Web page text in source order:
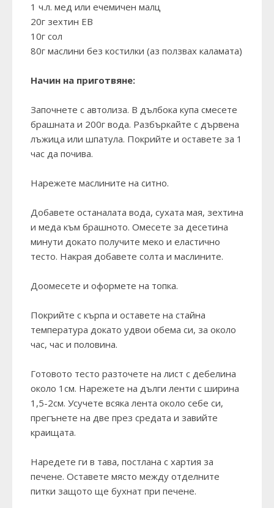
1 ч.л. мед или ечемичен малц
20г зехтин ЕВ
10г сол
80г маслини без костилки (аз ползвах каламата)
Начин на приготвяне:
Започнете с автолиза. В дълбока купа смесете
брашната и 200г вода. Разбъркайте с дървена
лъжица или шпатула. Покрийте и оставете за 1
час да почива.
Нарежете маслините на ситно.
Добавете останалата вода, сухата мая, зехтина
и меда към брашното. Омесете за десетина
минути докато получите меко и еластично
тесто. Накрая добавете солта и маслините.
Доомесете и оформете на топка.
Покрийте с кърпа и оставете на стайна
температура докато удвои обема си, за около
час, час и половина.
Готовото тесто разточете на лист с дебелина
около 1см. Нарежете на дълги ленти с ширина
1,5-2см. Усучете всяка лента около себе си,
прегънете на две през средата и завийте
краищата.
Наредете ги в тава, постлана с хартия за
печене. Оставете място между отделните
питки защото ще бухнат при печене.